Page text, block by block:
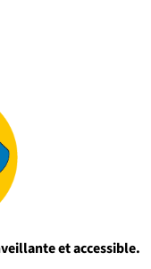
et accessible.